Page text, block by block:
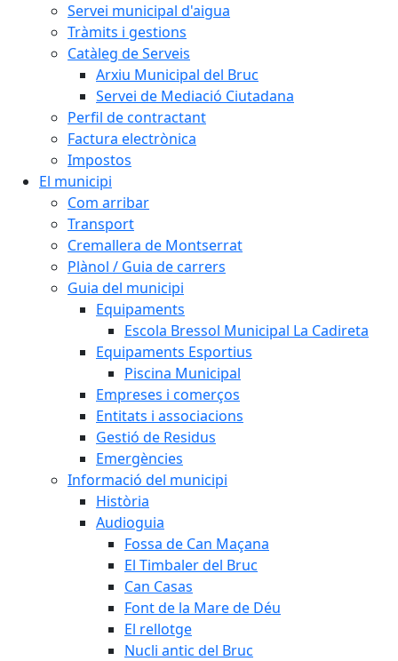
Servei municipal d'aigua
Tràmits i gestions
Catàleg de Serveis
Arxiu Municipal del Bruc
Servei de Mediació Ciutadana
Perfil de contractant
Factura electrònica
Impostos
El municipi
Com arribar
Transport
Cremallera de Montserrat
Plànol / Guia de carrers
Guia del municipi
Equipaments
Escola Bressol Municipal La Cadireta
Equipaments Esportius
Piscina Municipal
Empreses i comerços
Entitats i associacions
Gestió de Residus
Emergències
Informació del municipi
Història
Audioguia
Fossa de Can Maçana
El Timbaler del Bruc
Can Casas
Font de la Mare de Déu
El rellotge
Nucli antic del Bruc